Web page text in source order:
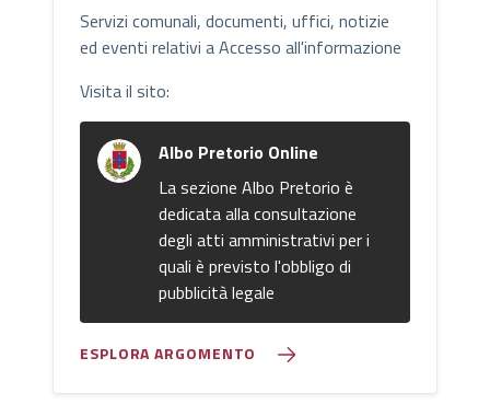
Servizi comunali, documenti, uffici, notizie
ed eventi relativi a Accesso all'informazione
Visita il sito:
Albo Pretorio Online
La sezione Albo Pretorio è
dedicata alla consultazione
degli atti amministrativi per i
quali è previsto l'obbligo di
pubblicità legale
ESPLORA ARGOMENTO